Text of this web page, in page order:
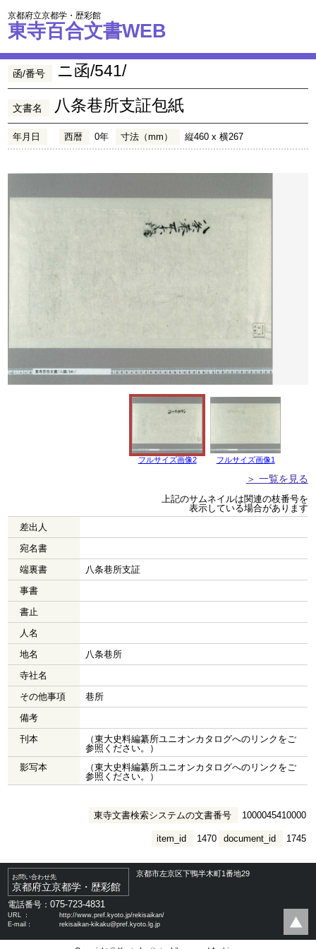
京都府立京都学・歴彩館
東寺百合文書WEB
函/番号 ニ函/541/
文書名 八条巷所支証包紙
年月日 西暦 0年 寸法（mm） 縦460 x 横267
フルサイズ画像2 フルサイズ画像1
＞ 一覧を見る
上記のサムネイルは関連の枝番号を
表示している場合があります
差出人
宛名書
端裏書
八条巷所支証
事書
書止
人名
地名
八条巷所
寺社名
その他事項
巷所
備考
刊本
（東大史料編纂所ユニオンカタログへのリンクをご
参照ください。）
影写本
（東大史料編纂所ユニオンカタログへのリンクをご
参照ください。）
東寺文書検索システムの文書番号 1000045410000
document_id 1745
item_id 1470
お問い合わせ先
京都府立京都学・歴彩館
京都市左京区下鴨半木町1番地29
電話番号：075-723-4831
URL ：
http://www.pref.kyoto.jp/rekisaikan/
E-mail：
rekisaikan-kikaku@pref.kyoto.lg.jp